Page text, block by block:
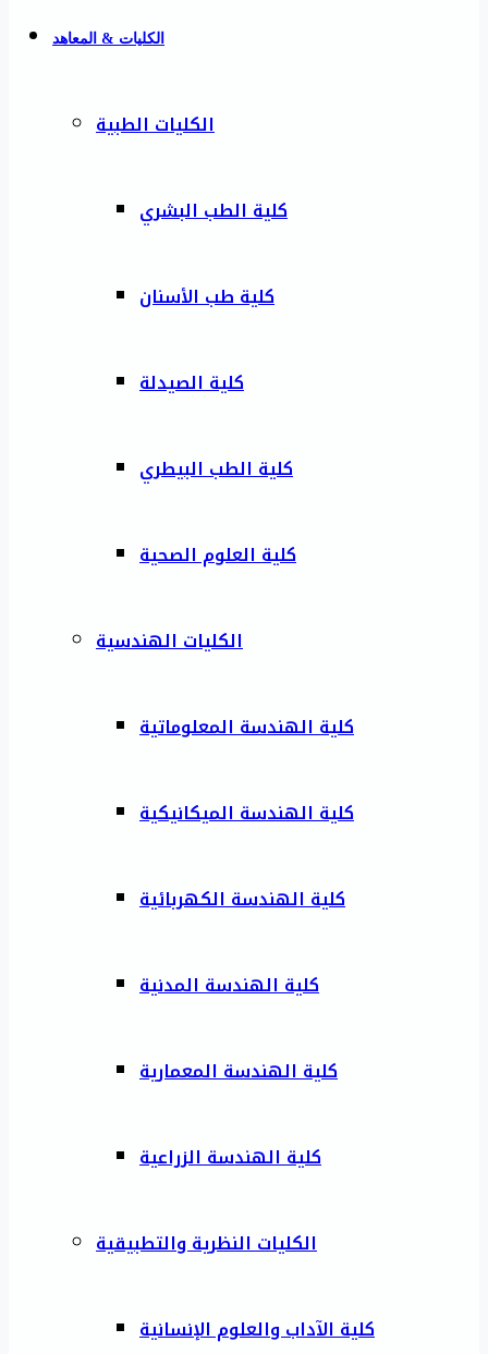
الكليات & المعاهد
الكليات الطبية
كلية الطب البشري
كلية طب الأسنان
كلية الصيدلة
كلية الطب البيطري
كلية العلوم الصحية
الكليات الهندسية
كلية الهندسة المعلوماتية
كلية الهندسة الميكانيكية
كلية الهندسة الكهربائية
كلية الهندسة المدنية
كلية الهندسة المعمارية
كلية الهندسة الزراعية
الكليات النظرية والتطبيقية
كلية الآداب والعلوم الإنسانية